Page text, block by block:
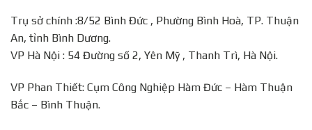
Trụ sở chính :8/52 Bình Đức , Phường Bình Hoà, TP. Thuận
An, tỉnh Bình Dương.
VP Hà Nội : 54 Đường số 2, Yên Mỹ , Thanh Trì, Hà Nội.
VP Phan Thiết: Cụm Công Nghiệp Hàm Đức – Hàm Thuận
Bắc – Bình Thuận.